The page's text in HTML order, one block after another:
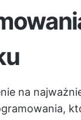
na